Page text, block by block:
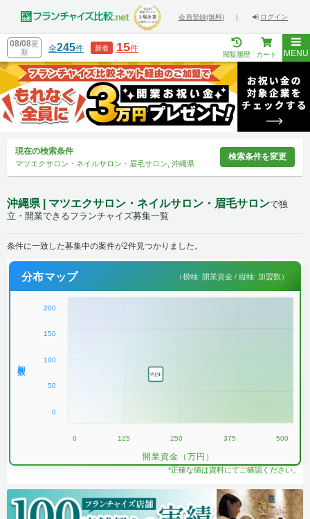
会員登録(無料) | ログイン
08/08更
新
全245件 新着 15件
閲覧履歴 カート MENU
現在の検索条件
マツエクサロン・ネイルサロン・眉毛サロン, 沖縄県
検索条件を変更
沖縄県 | マツエクサロン・ネイルサロン・眉毛サロンで独
立・開業できるフランチャイズ募集一覧
条件に一致した募集中の案件が2件見つかりました。
分布マップ （横軸: 開業資金 / 縦軸: 加盟数）
200
150
100
50
0
0 125 250 375 500
開業資金（万円）
*正確な値は資料にてご確認ください。